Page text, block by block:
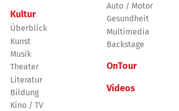
Kultur
Überblick
Kunst
Musik
Theater
Literatur
Bildung
Kino / TV
Auto / Motor
Gesundheit
Multimedia
Backstage
OnTour
Videos